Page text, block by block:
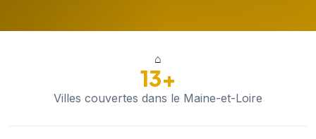
⌂
13+
Villes couvertes dans le Maine-et-Loire